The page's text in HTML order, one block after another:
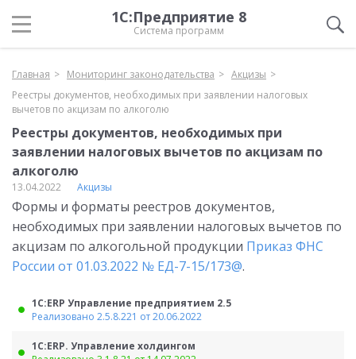
1С:Предприятие 8
Система программ
Главная Мониторинг законодательства
Акцизы
Реестры документов, необходимых при заявлении налоговых
вычетов по акцизам по алкоголю
Реестры документов, необходимых при
заявлении налоговых вычетов по акцизам по
алкоголю
13.04.2022 Акцизы
Формы и форматы реестров документов,
необходимых при заявлении налоговых вычетов по
акцизам по алкогольной продукции Приказ ФНС
России от 01.03.2022 № ЕД-7-15/173@.
1С:ERP Управление предприятием 2.5
Реализовано 2.5.8.221 от 20.06.2022
1С:ERP. Управление холдингом